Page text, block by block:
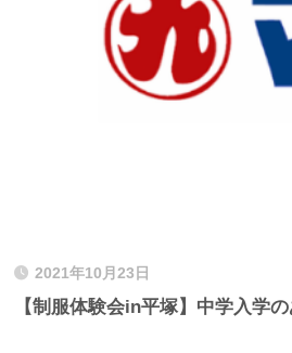
2021年10月23日
【制服体験会in平塚】中学入学